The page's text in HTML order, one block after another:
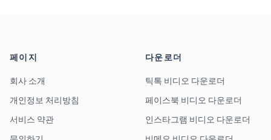
페이지
회사 소개
개인정보 처리방침
서비스 약관
다운로더
틱톡 비디오 다운로더
페이스북 비디오 다운로더
인스타그램 비디오 다운로더